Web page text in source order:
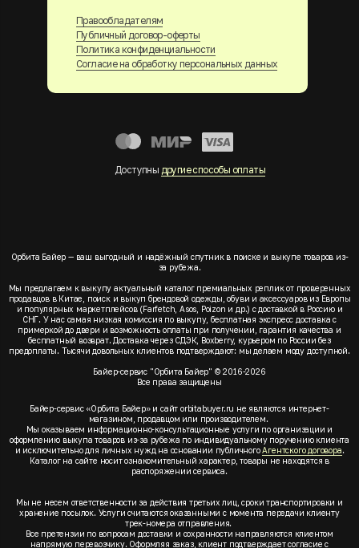
Правообладателям
Публичный договор-оферты
Политика конфиденциальности
Согласие на обработку персональных данных
Доступны другие способы оплаты
Орбита Байер — ваш выгодный и надёжный спутник в поиске и выкупе товаров из-
за рубежа.
Мы предлагаем к выкупу актуальный каталог премиальных реплик от проверенных
продавцов в Китае, поиск и выкуп брендовой одежды, обуви и аксессуаров из Европы
и популярных маркетплейсов (Farfetch, Asos, Poizon и др.) с доставкой в Россию и
СНГ. У нас самая низкая комиссия по выкупу, бесплатная экспресс доставка с
примеркой до двери и возможность оплаты при получении, гарантия качества и
бесплатный возврат. Доставка через СДЭК, Boxberry, курьером по России без
предоплаты. Тысячи довольных клиентов подтверждают: мы делаем моду доступной.
Байер-сервис "Орбита Байер" © 2016-2026
Все права защищены
Байер-сервис «Орбита Байер» и сайт orbitabuyer.ru не являются интернет-
магазином, продавцом или производителем.
Мы оказываем информационно-консультационные услуги по организации и
оформлению выкупа товаров из-за рубежа по индивидуальному поручению клиента
и исключительно для личных нужд на основании публичногоАгентского договора.
Каталог на сайте носит ознакомительный характер, товары не находятся в
распоряжении сервиса.
Мы не несем ответственности за действия третьих лиц, сроки транспортировки и
хранение посылок. Услуги считаются оказанными с момента передачи клиенту
трек-номера отправления.
Все претензии по вопросам доставки и сохранности направляются клиентом
напрямую перевозчику. Оформляя заказ, клиент подтверждает согласие с